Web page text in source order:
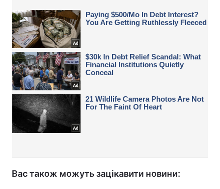
Вас також можуть зацікавити новини: